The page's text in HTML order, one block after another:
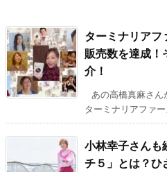
ターミナリアフ
販売数を達成！
介！
あの高橋真麻さ
ターミナリアファ
小林幸子さんも
チ５」とは？ひ